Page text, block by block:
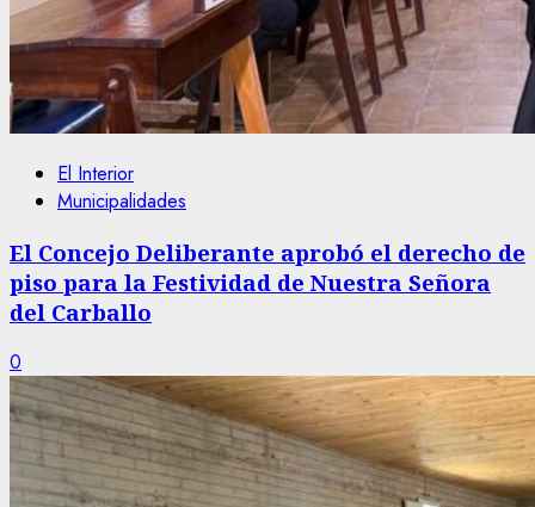
El Interior
Municipalidades
El Concejo Deliberante aprobó el derecho de
piso para la Festividad de Nuestra Señora
del Carballo
0